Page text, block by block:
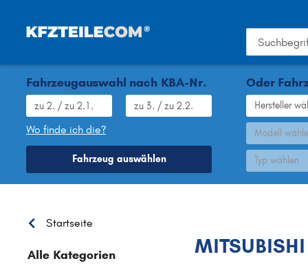
Fahrzeugauswahl nach KBA-Nr.
Wo finde ich die?
Fahrzeug auswählen
Oder
Hersteller
Modell
Typ wählen
Startseite
Alle Kategorien